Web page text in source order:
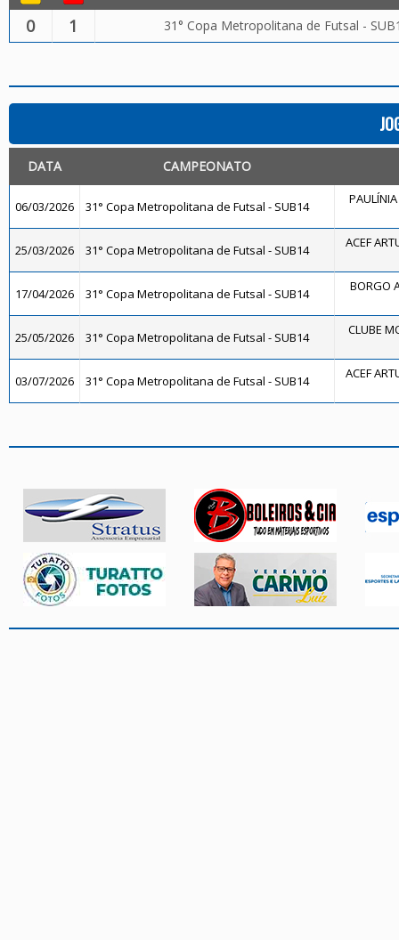
0 1 31° Copa Metropolitana de Futsal -
DATA CAMPEONATO
06/03/2026 31° Copa Metropolitana de Futsal - SUB14
25/03/2026 31° Copa Metropolitana de Futsal - SUB14 ACEF
17/04/2026 31° Copa Metropolitana de Futsal - SUB14 BORGO
25/05/2026 31° Copa Metropolitana de Futsal - SUB14 CLUBE
03/07/2026 31° Copa Metropolitana de Futsal - SUB14 ACEF